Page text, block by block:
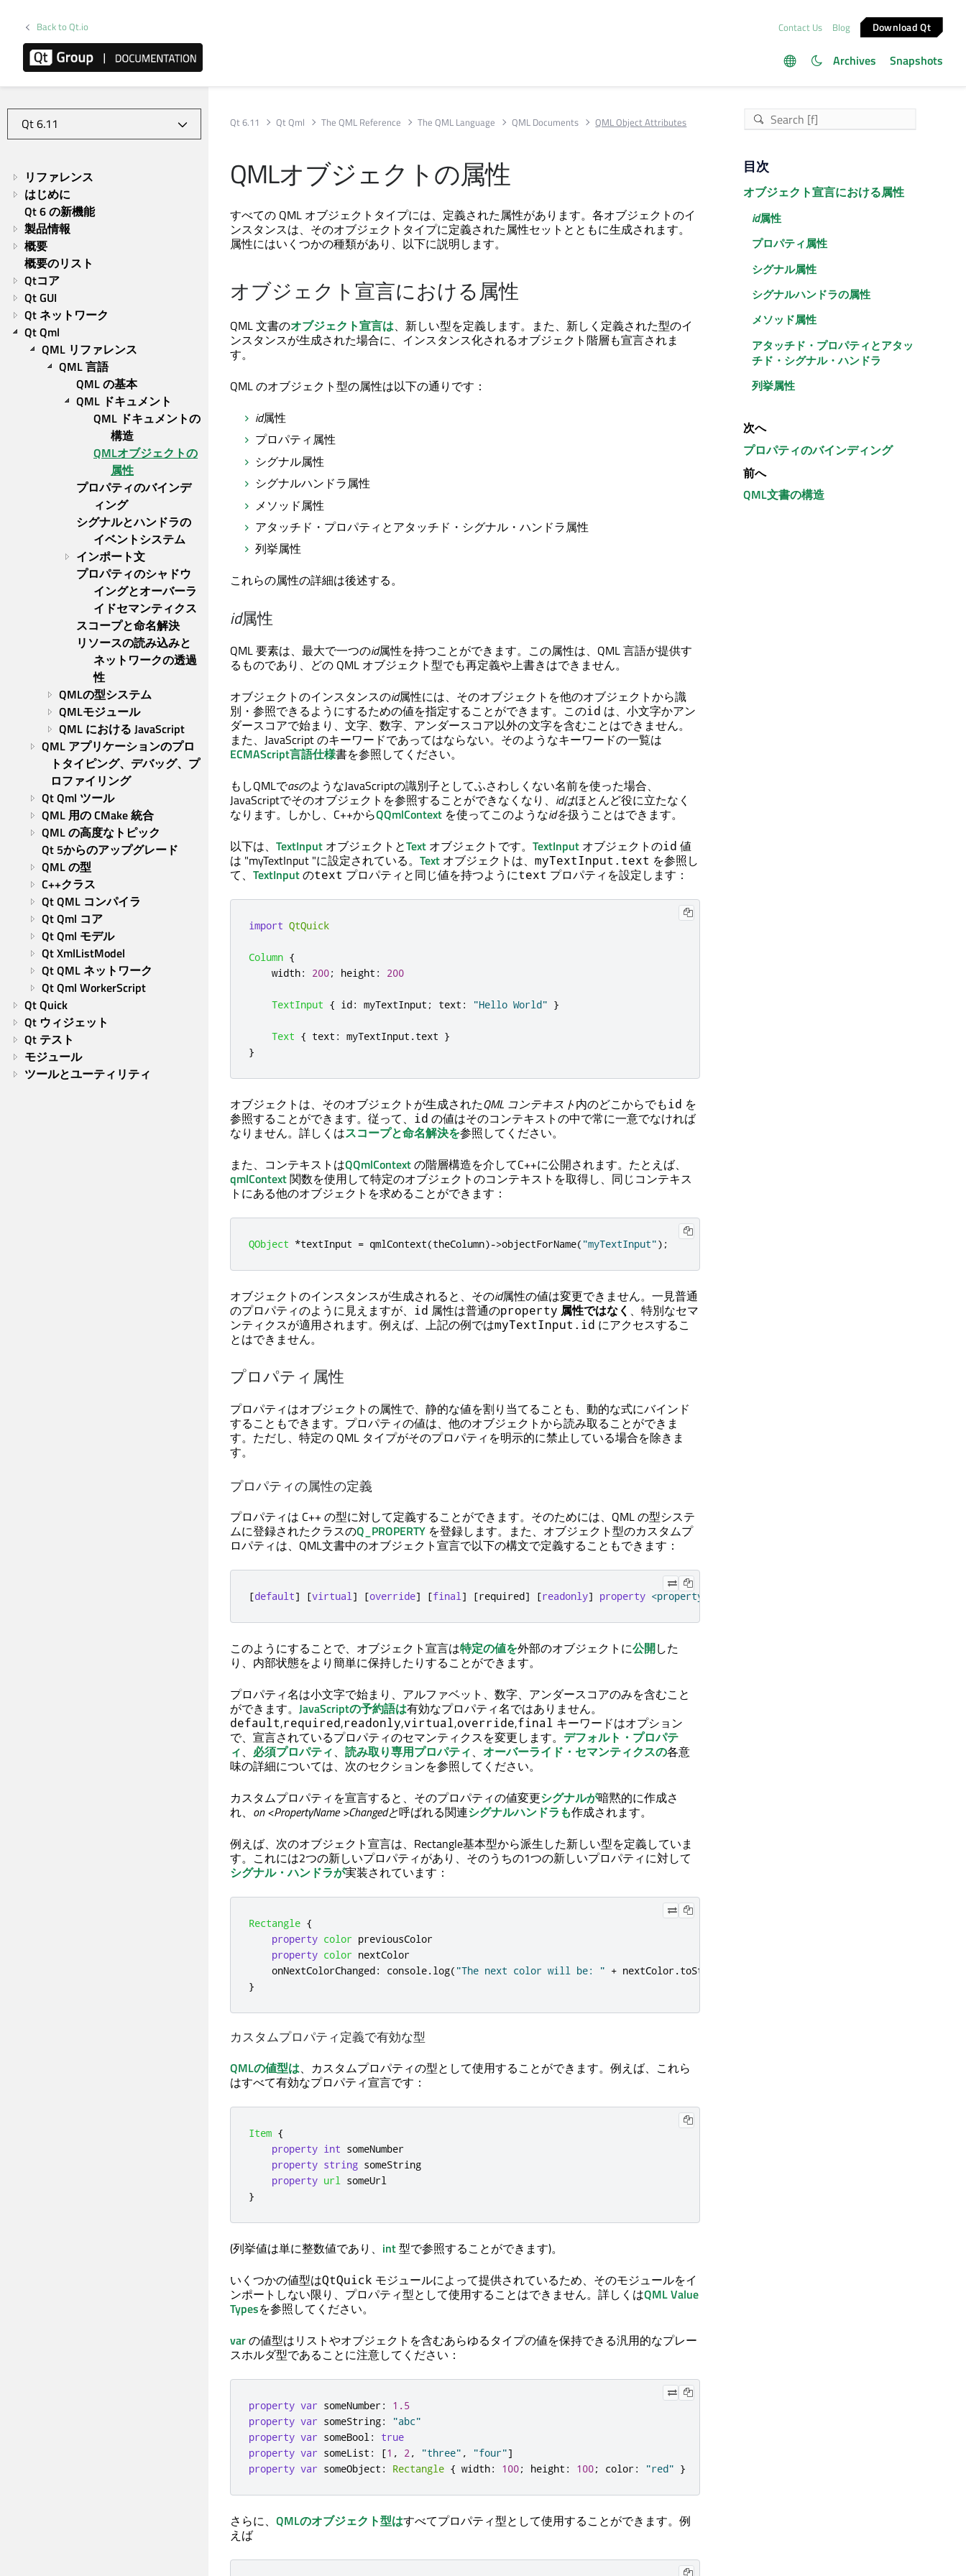
Back to Qt.io Contact Us Blog Download Qt
Archives Snapshots
リファレンス
はじめに
Qt 6 の新機能
製品情報
概要
概要のリスト
Qtコア
Qt GUI
Qt ネットワーク
Qt Qml
QML リファレンス
QML 言語
QML の基本
QML ドキュメント
QML ドキュメントの
構造
QMLオブジェクトの
属性
プロパティのバインデ
ィング
シグナルとハンドラの
イベントシステム
インポート文
プロパティのシャドウ
イングとオーバーラ
イドセマンティクス
スコープと命名解決
リソースの読み込みと
ネットワークの透過
性
QMLの型システム
QMLモジュール
QML における JavaScript
QML アプリケーションのプロ
トタイピング、デバッグ、プ
ロファイリング
Qt Qml ツール
QML 用の CMake 統合
QML の高度なトピック
Qt 5からのアップグレード
QML の型
C++クラス
Qt QML コンパイラ
Qt Qml コア
Qt Qml モデル
Qt XmlListModel
Qt QML ネットワーク
Qt Qml WorkerScript
Qt Quick
Qt ウィジェット
Qt テスト
モジュール
ツールとユーティリティ
Qt 6.11 Qt Qml The QML Reference The QML Language QML Documents QML Object Attributes
QMLオブジェクトの属性
すべての QML オブジェクトタイプには、定義された属性があります。各オブジェクトのイ
ンスタンスは、そのオブジェクトタイプに定義された属性セットとともに生成されます。
属性にはいくつかの種類があり、以下に説明します。
オブジェクト宣言における属性
QML 文書のオブジェクト宣言は、新しい型を定義します。また、新しく定義された型のイ
ンスタンスが生成された場合に、インスタンス化されるオブジェクト階層も宣言されま
す。
QML のオブジェクト型の属性は以下の通りです：
id属性
プロパティ属性
シグナル属性
シグナルハンドラ属性
メソッド属性
アタッチド・プロパティとアタッチド・シグナル・ハンドラ属性
列挙属性
これらの属性の詳細は後述する。
id属性
QML 要素は、最大で一つのid属性を持つことができます。この属性は、QML 言語が提供す
るものであり、どの QML オブジェクト型でも再定義や上書きはできません。
オブジェクトのインスタンスのid属性には、そのオブジェクトを他のオブジェクトから識
別・参照できるようにするための値を指定することができます。このid は、小文字かアン
ダースコアで始まり、文字、数字、アンダースコア以外の文字を含むことはできません。
また、JavaScript のキーワードであってはならない。そのようなキーワードの一覧は
ECMAScript言語仕様書を参照してください。
もしQMLでasのようなJavaScriptの識別子としてふさわしくない名前を使った場合、
JavaScriptでそのオブジェクトを参照することができなくなり、 idはほとんど役に立たなく
なります。しかし、C++からQQmlContext を使ってこのようなidを扱うことはできます。
以下は、 TextInput オブジェクトとText オブジェクトです。 TextInput オブジェクトのid 値
は "myTextInput "に設定されている。 Text オブジェクトは、 myTextInput.text を参照し
て、 TextInputのtext プロパティと同じ値を持つようにtext プロパティを設定します：
import QtQuick
Column {
width: 200; height : 200
TextInput { id: myTextInput ; text : "Hello World" }
Text { text : myTextInput .text }
}
オブジェクトは、そのオブジェクトが生成されたQML コンテキスト内のどこからでもid を
参照することができます。従って、
id の値はそのコンテキストの中で常に一意でなければ
なりません。詳しくはスコープと命名解決を参照してください。
また、コンテキストはQQmlContextの階層構造を介してC++に公開されます。たとえば、
qmlContext関数を使用して特定のオブジェクトのコンテキストを取得し、同じコンテキス
トにある他のオブジェクトを求めることができます：
QObject *textInput = qmlContext(theColumn)->objectForName( "myTextInput");
オブジェクトのインスタンスが生成されると、そのid属性の値は変更できません。一見普通
のプロパティのように見えますが、
id 属性は普通のproperty 属性ではなく 、特別なセマ
ンティクスが適用されます。例えば、上記の例ではmyTextInput.id にアクセスするこ
とはできません。
プロパティ属性
プロパティはオブジェクトの属性で、静的な値を割り当てることも、動的な式にバインド
することもできます。プロパティの値は、他のオブジェクトから読み取ることができま
す。ただし、特定の QML タイプがそのプロパティを明示的に禁止している場合を除きま
す。
プロパティの属性の定義
プロパティは C++ の型に対して定義することができます。そのためには、QML の型システ
ムに登録されたクラスのQ_PROPERTY を登録します。また、オブジェクト型のカスタムプ
ロパティは、QML文書中のオブジェクト宣言で以下の構文で定義することもできます：
[default] [virtual ] [override] [final ] [required] [readonly] property <propertyType
このようにすることで、オブジェクト宣言は特定の値を外部のオブジェクトに公開した
り、内部状態をより簡単に保持したりすることができます。
プロパティ名は小文字で始まり、アルファベット、数字、アンダースコアのみを含むこと
ができます。 JavaScriptの予約語は有効なプロパティ名ではありません。
default,required,readonly,virtual ,override,final キーワードはオプション
で、宣言されているプロパティのセマンティクスを変更します。 デフォルト・プロパテ
ィ、 必須プロパティ、 読み取り専用プロパティ、 オーバーライド・セマンティクスの各意
味の詳細については、次のセクションを参照してください。
カスタムプロパティを宣言すると、そのプロパティの値変更シグナルが暗黙的に作成さ
れ、 on <PropertyName >Changedと呼ばれる関連シグナルハンドラも作成されます。
例えば、次のオブジェクト宣言は、Rectangle基本型から派生した新しい型を定義していま
す。これには2つの新しいプロパティがあり、そのうちの1つの新しいプロパティに対して
シグナル・ハンドラが実装されています：
Rectangle {
property color previousColor
property color nextColor
onNextColorChanged: console.log( "The next color will be: " + nextColor.toString
}
カスタムプロパティ定義で有効な型
QMLの値型は、カスタムプロパティの型として使用することができます。例えば、これら
はすべて有効なプロパティ宣言です：
Item {
property int someNumber
property string someString
property url someUrl
}
(列挙値は単に整数値であり、 int型で参照することができます)。
いくつかの値型はQtQuick モジュールによって提供されているため、そのモジュールをイ
ンポートしない限り、プロパティ型として使用することはできません。詳しくはQML Value
Typesを参照してください。
varの値型はリストやオブジェクトを含むあらゆるタイプの値を保持できる汎用的なプレー
スホルダ型であることに注意してください：
property var someNumber:
1.5
property var someString:
"abc"
property var someBool:
true
property var someList : [1 , 2, "three" , "four"]
property var someObject : Rectangle { width: 100; height : 100; color: "red" }
さらに、 QMLのオブジェクト型はすべてプロパティ型として使用することができます。例
えば
目次
オブジェクト宣言における属性
id属性
プロパティ属性
シグナル属性
シグナルハンドラの属性
メソッド属性
アタッチド・プロパティとアタッ
チド・シグナル・ハンドラ
列挙属性
次へ
プロパティのバインディング
前へ
QML文書の構造